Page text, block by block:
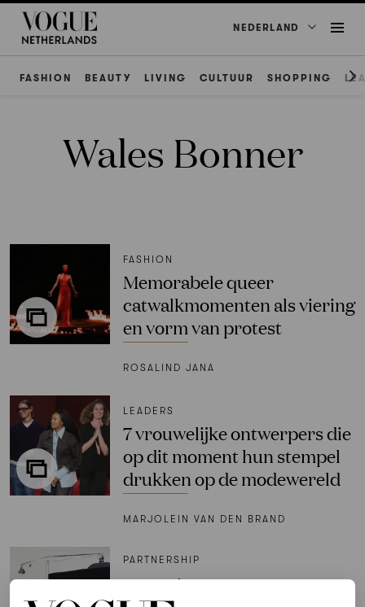
NEDERLAND
FASHION BEAUTY LIVING CULTUUR SHOPPING
Wales Bonner
FASHION
Memorabele queer
catwalkmomenten als viering
en vorm van protest
ROSALIND JANA
LEADERS
7 vrouwelijke ontwerpers die
op dit moment hun stempel
drukken op de modewereld
MARJOLEIN VAN DEN BRAND
PARTNERSHIP
Deze nieuwe campagne